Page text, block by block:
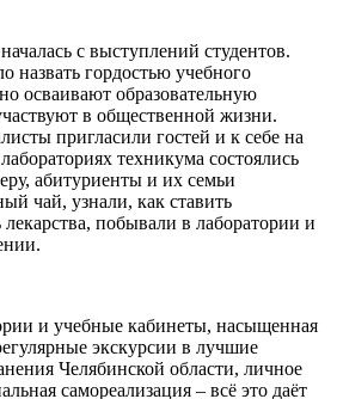
с выступлений студентов.
назвать гордостью учебного
осваивают образовательную
в общественной жизни.
пригласили гостей и к себе на
техникума состоялись
абитуриенты и их семьи
чай, узнали, как ставить
побывали в лаборатории и
и учебные кабинеты, насыщенная
экскурсии в лучшие
Челябинской области, личное
самореализация – всё это даёт